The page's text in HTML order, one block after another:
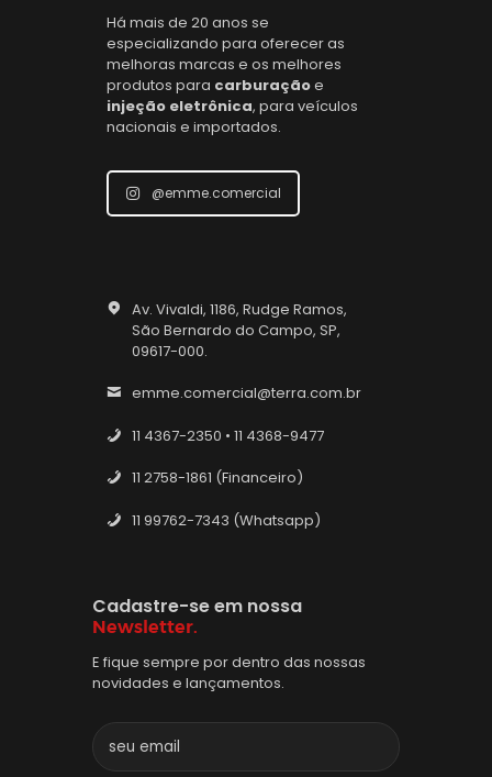
Há mais de 20 anos se
especializando para oferecer as
melhoras marcas e os melhores
produtos para carburaçãoe
injeção eletrônica, para veículos
nacionais e importados.
@emme.comercial
Av. Vivaldi, 1186, Rudge Ramos,
São Bernardo do Campo, SP,
09617-000.
emme.comercial@terra.com.br
11 4367-2350 • 11 4368-9477
11 2758-1861 (Financeiro)
11 99762-7343 (Whatsapp)
Cadastre-se em nossa
Newsletter.
E fique sempre por dentro das nossas
novidades e lançamentos.